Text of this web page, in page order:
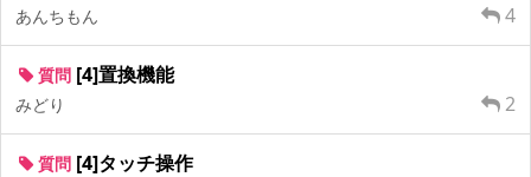
あんちもん 4
質問 [4]置換機能
みどり 2
質問 [4]タッチ操作